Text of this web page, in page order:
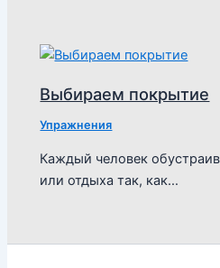
Выбираем покрытие
Упражнения
Каждый человек
или отдыха так, как…